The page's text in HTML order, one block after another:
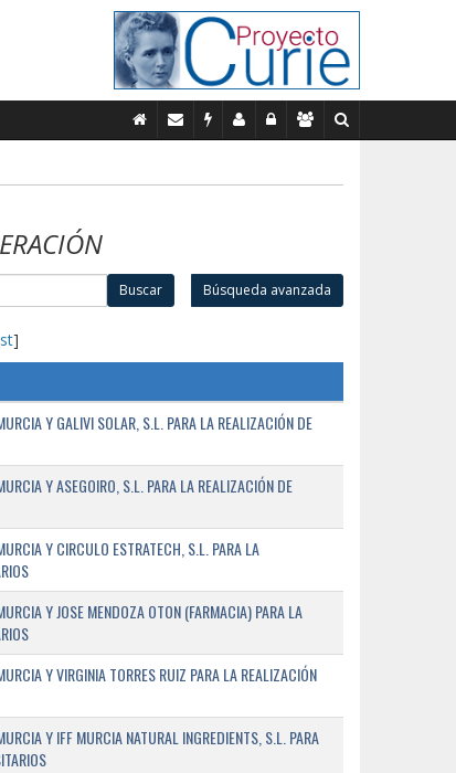
Buscar Búsqueda avanzada
]
Y GALIVI SOLAR, S.L. PARA LA REALIZACIÓN DE
Y ASEGOIRO, S.L. PARA LA REALIZACIÓN DE
Y CIRCULO ESTRATECH, S.L. PARA LA
Y JOSE MENDOZA OTON (FARMACIA) PARA LA
Y VIRGINIA TORRES RUIZ PARA LA REALIZACIÓN
Y IFF MURCIA NATURAL INGREDIENTS, S.L. PARA